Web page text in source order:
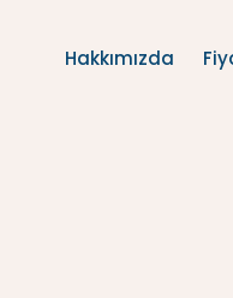
Hakkımızda